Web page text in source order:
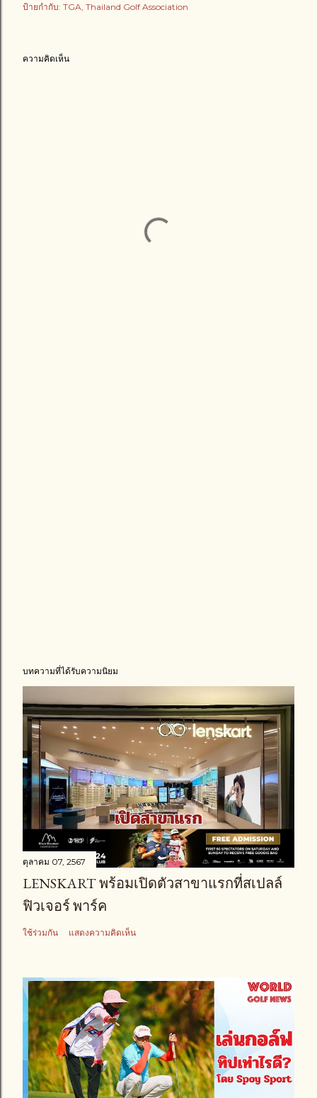
ป้ายกำกับ: TGA Thailand Golf Association
ความคิดเห็น
บทความที่ได้รับความนิยม
ตุลาคม 07, 2567
LENSKART พร้อมเปิดตัวสาขาแรกที่สเปลล์
ฟิวเจอร์ พาร์ค
ใช้ร่วมกัน แสดงความคิดเห็น